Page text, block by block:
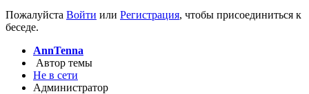
Пожалуйста Войти или Регистрация, чтобы присоединиться к
беседе.
AnnTenna
Автор темы
Не в сети
Администратор